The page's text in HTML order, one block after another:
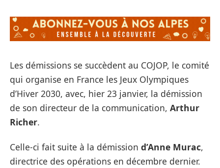
Les démissions se succèdent au COJOP, le comité
qui organise en France les Jeux Olympiques
d’Hiver 2030, avec, hier 23 janvier, la démission
de son directeur de la communication, Arthur
Richer.
Celle-ci fait suite à la démission d’Anne Murac,
directrice des opérations en décembre dernier.